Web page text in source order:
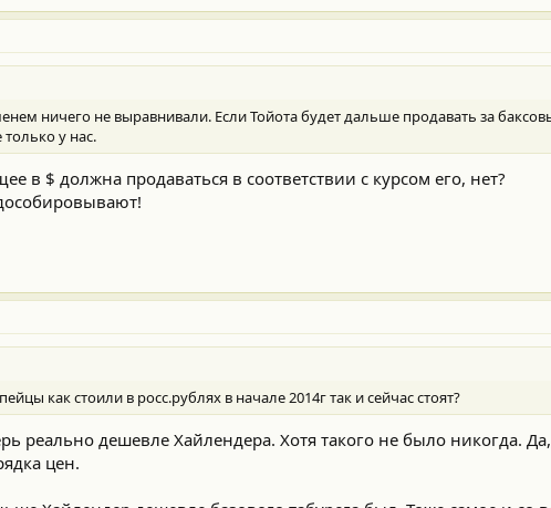
ничего не выравнивали. Если Тойота будет дальше продавать за
у нас.
в $ должна продаваться в соответствии с курсом его, нет?
как стоили в росс.рублях в начале 2014г так и сейчас стоят?
реально дешевле Хайлендера. Хотя такого не было никогда.
цен.